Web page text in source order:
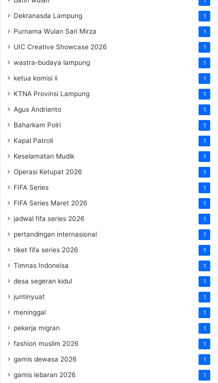
Dekranasda Lampung 1
Purnama Wulan Sari Mirza 1
UIC Creative Showcase 2026 1
wastra-budaya lampung 1
ketua komisi ii 1
KTNA Provinsi Lampung 1
Agus Andrianto 1
Baharkam Polri 1
Kapal Patroli 1
Keselamatan Mudik 1
Operasi Ketupat 2026 1
FIFA Series 1
FIFA Series Maret 2026 1
jadwal fifa series 2026 1
pertandingan internasional 1
tiket fifa series 2026 1
Timnas Indoneisa 1
desa segeran kidul 1
juntinyuat 1
meninggal 1
pekerja migran 1
fashion muslim 2026 1
gamis dewasa 2026 1
gamis lebaran 2026 1